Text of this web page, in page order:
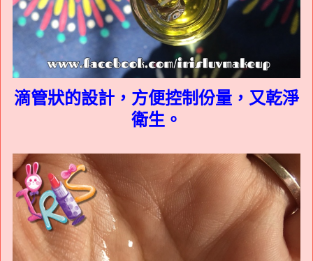
滴管狀的設計，方便控制份量，又乾淨
衛生。